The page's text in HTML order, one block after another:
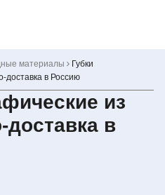
материалы
Губки
доставка в Россию
из
доставка в